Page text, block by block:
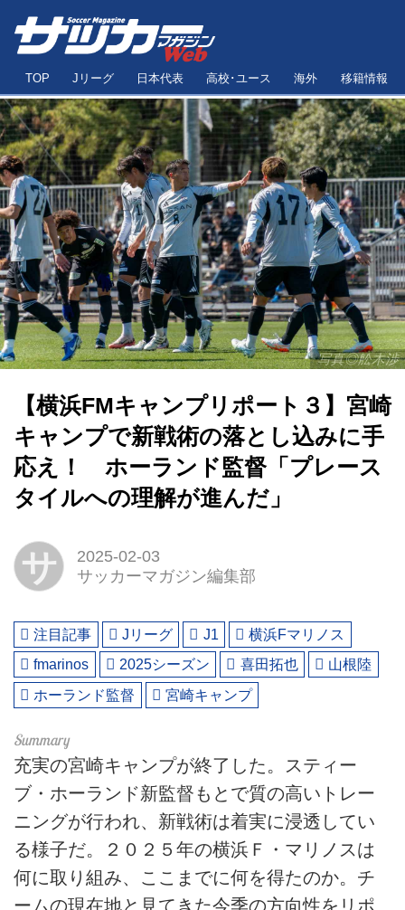
TOP Jリーグ 日本代表 高校･ユース 海外 移籍情報
写真◎舩木渉
【横浜FMキャンプリポート３】宮崎
キャンプで新戦術の落とし込みに手
応え！ ホーランド監督「プレース
タイルへの理解が進んだ」
サ
2025-02-03
サッカーマガジン編集部
注目記事 Jリーグ J1
横浜Fマリノス
fmarinos
2025シーズン 喜田拓也
山根陸
ホーランド監督
宮崎キャンプ
充実の宮崎キャンプが終了した。スティー
ブ・ホーランド新監督もとで質の高いトレー
ニングが行われ、新戦術は着実に浸透してい
る様子だ。２０２５年の横浜Ｆ・マリノスは
何に取り組み、ここまでに何を得たのか。チ
ームの現在地と見てきた今季の方向性をリポ